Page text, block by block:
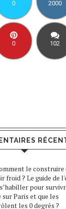
0 2000
0 102
le construire
froid ? Le guide de
pour
Paris et que les
les 0 degrés ?